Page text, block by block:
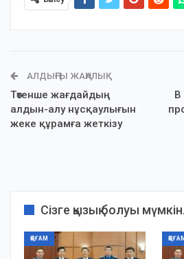
АЛДЫҢҒЫ ЖАҢАЛЫҚ
Төтенше жағдайдың
алдын-алу нұсқаулығын
жеке құрамға жеткізу
В
Сізге қызық болуы
ҚОҒАМ ҚОҒАМ